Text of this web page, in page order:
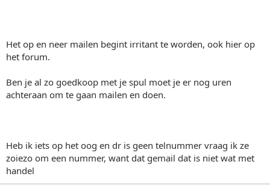
Het op en neer mailen begint irritant te worden, ook hier op
het forum.
Ben je al zo goedkoop met je spul moet je er nog uren
achteraan om te gaan mailen en doen.
Heb ik iets op het oog en dr is geen telnummer vraag ik ze
zoiezo om een nummer, want dat gemail dat is niet wat met
handel